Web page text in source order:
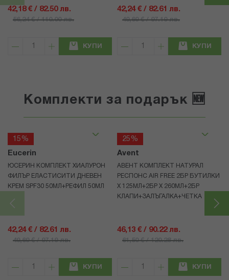
42,18 € / 82.50 лв.
56,24 € / 110.00 лв.
КУПИ
42,24 € / 82.61 лв.
49,69 € / 97.19 лв.
КУПИ
Комплекти за подарък 🆕
15%
Eucerin
ЮСЕРИН КОМПЛЕКТ ХИАЛУРОН
ФИЛЪР ЕЛАСТИСИТИ ДНЕВЕН
КРЕМ SPF30 50МЛ+РЕФИЛ 50МЛ
42,24 € / 82.61 лв.
49,69 € / 97.19 лв.
КУПИ
25%
Avent
АВЕНТ КОМПЛЕКТ НАТУРАЛ
РЕСПОНС AIR FREE 2БР БУТИЛКИ
Х 125МЛ+2БР Х 260МЛ+2БР
КЛАПИ+ЗАЛЪГАЛКА+ЧЕТКА
46,13 € / 90.22 лв.
61,50 € / 120.28 лв.
КУПИ